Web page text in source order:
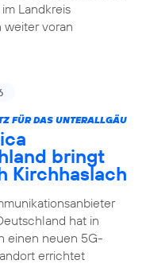
Landkreis
weiter voran
FÜR DAS UNTERALLGÄU
bringt
Kirchhaslach
hat in
einen neuen 5G-
errichtet